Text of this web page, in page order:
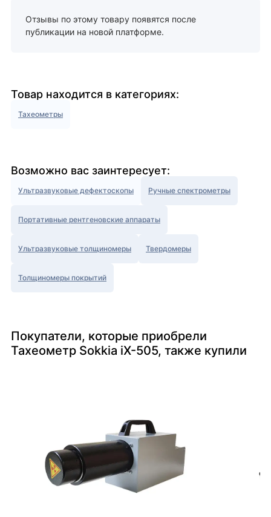
Отзывы по этому товару появятся после
публикации на новой платформе.
Товар находится в категориях:
Тахеометры
Возможно вас заинтересует:
Ультразвуковые дефектоскопы Ручные спектрометры
Портативные рентгеновские аппараты
Ультразвуковые толщиномеры Твердомеры
Толщиномеры покрытий
Покупатели, которые приобрели
Тахеометр Sokkia iX-505, также купили